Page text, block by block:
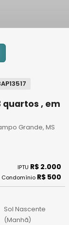
, em
Grande, MS
IPTU R$ 2.000
Condomínio R$ 500
Sol Nascente
(Manhã)